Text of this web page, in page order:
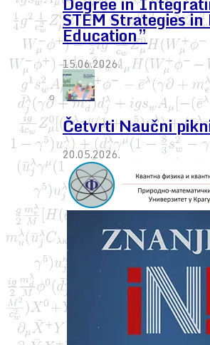
STEM Strategies
Education”
15.06.2026.
Četvrti Naučni
20.05.2026.